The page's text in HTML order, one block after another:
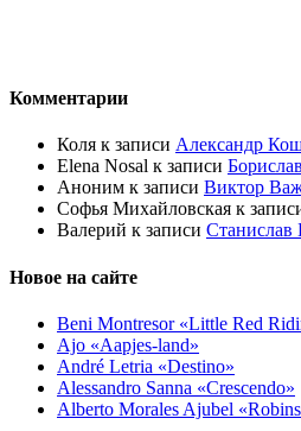
Комментарии
Коля к записи Александр
Elena Nosal к записи
Аноним к записи Виктор
Софья Михайловская к
Валерий к записи Станислав
Новое на сайте
Beni Montresor «Little Red
Ajo «Aapjes-land»
André Letria «Destino»
Alessandro Sanna «Crescendo»
Alberto Morales Ajubel